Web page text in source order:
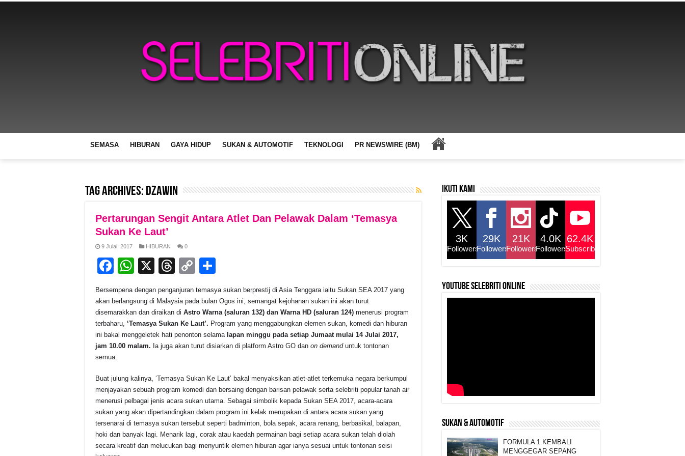
SEMASA HIBURAN GAYA HIDUP SUKAN & AUTOMOTIF TEKNOLOGI PR NEWSWIRE (BM)
Tag Archives: Dzawin
Pertarungan Sengit Antara Atlet Dan Pelawak Dalam ‘Temasya
Sukan Ke Laut’
9 Julai, 2017 HIBURAN 0
F
c
e
b
o
o
k
W
at
s
A
p
X
T
e
a
d
s
C
p
y
Li
n
ar
e
Bersempena dengan penganjuran temasya sukan berprestij di Asia Tenggara iaitu Sukan SEA 2017 yang
akan berlangsung di Malaysia pada bulan Ogos ini, semangat kejohanan sukan ini akan turut
disemarakkan dan diraikan di Astro Warna (saluran 132) dan Warna HD (saluran 124) menerusi program
terbaharu, ‘Temasya Sukan Ke Laut’. Program yang menggabungkan elemen sukan, komedi dan hiburan
ini bakal menggeletek hati penonton selama lapan minggu pada setiap Jumaat mulai 14 Julai 2017,
jam 10.00 malam. Ia juga akan turut disiarkan di platform Astro GO dan on demanduntuk tontonan
semua.
Buat julung kalinya, ‘Temasya Sukan Ke Laut’ bakal menyaksikan atlet-atlet terkemuka negara berkumpul
menjayakan sebuah program komedi dan bersaing dengan barisan pelawak serta selebriti popular tanah air
menerusi pelbagai jenis acara sukan utama. Sebagai simbolik kepada Sukan SEA 2017, acara-acara
sukan yang akan dipertandingkan dalam program ini kelak merupakan di antara acara sukan yang
tersenarai di temasya sukan tersebut seperti badminton, bola sepak, acara renang, berbasikal, balapan,
hoki dan banyak lagi. Menarik lagi, corak atau kaedah permainan bagi setiap acara sukan telah diolah
secara kreatif dan melucukan bagi menyuntik elemen hiburan agar ianya sesuai untuk tontonan seisi
Ikuti kami
3K
Followers
29K
Followers
21K
Followers
4.0K
Followers
62.4K
Subscribers
YouTube selebriti online
SUKAN & AUTOMOTIF
FORMULA 1 KEMBALI
MENGGEGAR SEPANG